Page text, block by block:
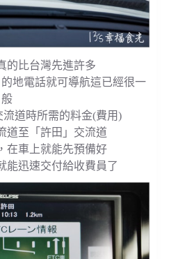
的比台灣先進許多
地電話就可導航這已經很一
般
道時所需的料金(費用)
道至「許田」交流道
在車上就能先預備好
能迅速交付給收費員了